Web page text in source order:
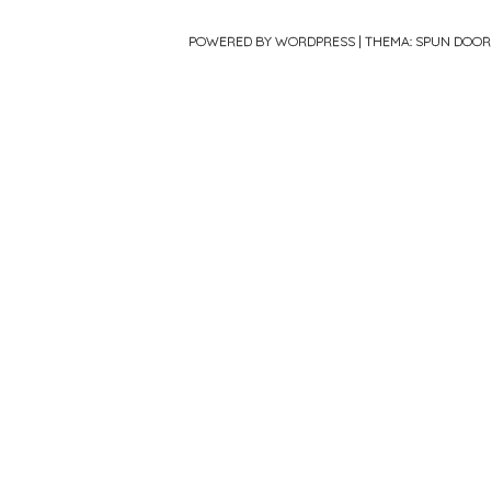
POWERED BY WORDPRESS | THEMA: SPUN DOOR